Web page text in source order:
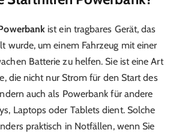
ist ein tragbares Gerät, das
wurde, um einem Fahrzeug mit einer
Batterie zu helfen. Sie ist eine Art
die nicht nur Strom für den Start des
auch als Powerbank für andere
Laptops oder Tablets dient. Solche
praktisch in Notfällen, wenn Sie